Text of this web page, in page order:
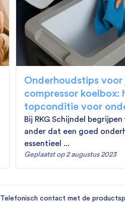
Onderhoudstips voor
compressor koelbox:
topconditie voor
Bij RKG Schijndel
ander dat een goed
essentieel ...
Geplaatst op 2 augustus 2023
Telefonisch contact met de